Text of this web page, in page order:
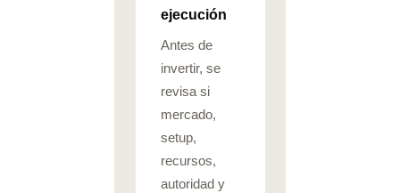
ejecución
Antes de
invertir, se
revisa si
mercado,
setup,
recursos,
autoridad y